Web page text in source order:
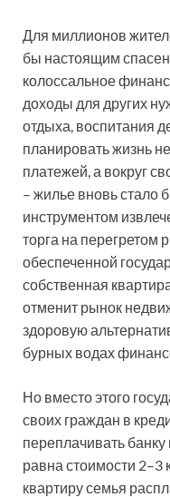
Для миллионов
бы настоящим
колоссальное
доходы для других
отдыха, воспитания
планировать жизнь
платежей, а вокруг
– жилье вновь стало
инструментом
торга на перегретом
обеспеченной
собственная
отменит рынок
здоровую
бурных водах
Но вместо этого
своих граждан в
переплачивать
равна стоимости 2–3
квартиру семья